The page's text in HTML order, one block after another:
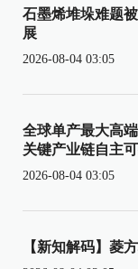
石墨烯堆垛难题
展
2026-08-04 03:05
全球单产最大高
关键产业链自主
2026-08-04 03:05
【新知解码】菱